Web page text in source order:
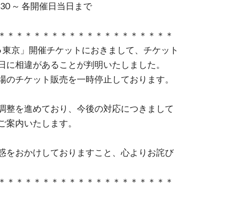
～ 各開催日当日まで
＊＊＊＊＊＊＊＊＊＊＊＊＊＊＊＊＊＊＊
東京」開催チケットにおきまして、チケット
に相違があることが判明いたしました。
のチケット販売を一時停止しております。
整を進めており、今後の対応につきまして
内いたします。
をおかけしておりますこと、心よりお詫び
＊＊＊＊＊＊＊＊＊＊＊＊＊＊＊＊＊＊＊